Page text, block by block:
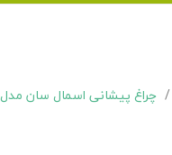
چراغ پیشانی اسمال سان مدل zy-t705